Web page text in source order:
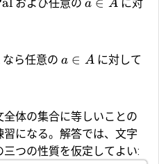
および任意の a Aに対
なら任意の a ∈ Aに対して
体の集合に等しいことの
になる。解答では、文字
つの性質を仮定してよい: